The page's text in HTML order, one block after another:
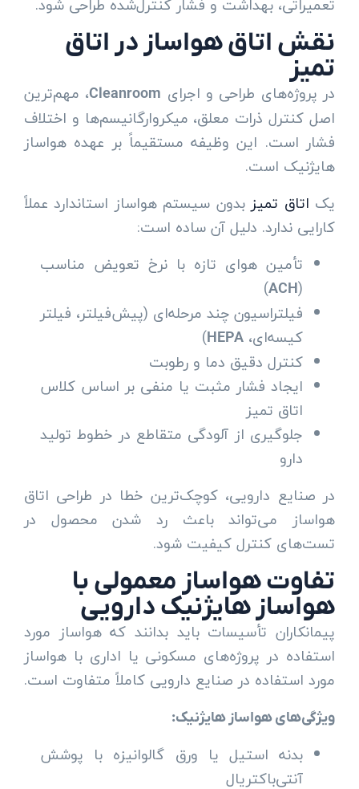
تعمیراتی، بهداشت و فشار کنترل‌شده طراحی شود.
نقش اتاق هواساز در اتاق
تمیز
در پروژه‌های طراحی و اجرای Cleanroom، مهم‌ترین
اصل کنترل ذرات معلق، میکروارگانیسم‌ها و اختلاف
فشار است. این وظیفه مستقیماً بر عهده هواساز
هایژنیک است.
یک اتاق تمیزبدون سیستم هواساز استاندارد عملاً
کارایی ندارد. دلیل آن ساده است:
تأمین هوای تازه با نرخ تعویض مناسب
(
ACH
)
فیلتراسیون چند مرحله‌ای (پیش‌فیلتر، فیلتر
کیسه‌ای، HEPA
)
کنترل دقیق دما و رطوبت
ایجاد فشار مثبت یا منفی بر اساس کلاس
اتاق تمیز
جلوگیری از آلودگی متقاطع در خطوط تولید
دارو
در صنایع دارویی، کوچک‌ترین خطا در طراحی اتاق
هواساز می‌تواند باعث رد شدن محصول در
تست‌های کنترل کیفیت شود.
تفاوت هواساز معمولی با
هواساز هایژنیک دارویی
پیمانکاران تأسیسات باید بدانند که هواساز مورد
استفاده در پروژه‌های مسکونی یا اداری با هواساز
مورد استفاده در صنایع دارویی کاملاً متفاوت است.
ویژگی‌های هواساز هایژنیک:
بدنه استیل یا ورق گالوانیزه با پوشش
آنتی‌باکتریال